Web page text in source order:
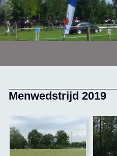
Menwedstrijd 2019